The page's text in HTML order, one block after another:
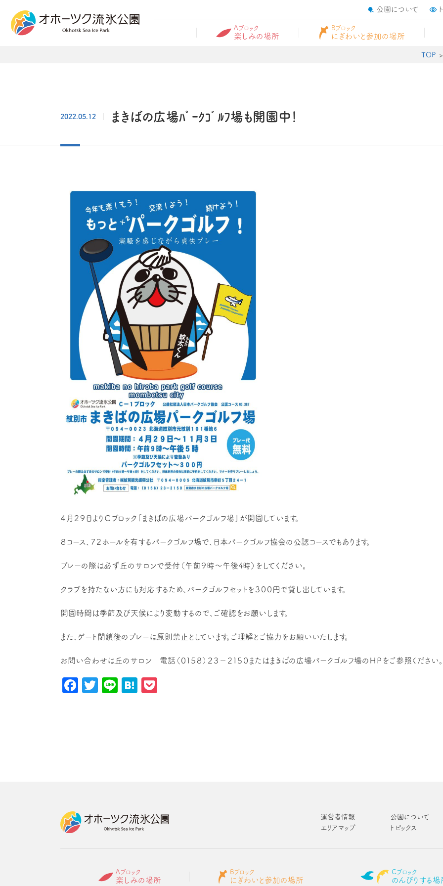
公園について
Aブロック
楽しみの場所
Bブロック
にぎわいと参加の場所
TOP
2022.05.12 まきばの広場ﾊﾟｰｸｺﾞﾙﾌ場も開園中！
４月２９日よりＣブロック「まきばの広場パークゴルフ場」が開園しています。
８コース、７２ホールを有するパークゴルフ場で、日本パークゴルフ協会の公認コースでもあります。
プレーの際は必ず丘のサロンで受付（午前９時～午後4時）をしてください。
クラブを持たない方にも対応するため、パークゴルフセットを３００円で貸し出しています。
開園時間は季節及び天候により変動するので、ご確認をお願いします。
また、ゲート閉鎖後のプレーは原則禁止としています。ご理解とご協力をお願いいたします。
お問い合わせは丘のサロン 電話（０１５８）２３－２１５０またはまきばの広場パークゴルフ場のＨＰをご参照ください。
Facebook
Twitter
LineHatena
運営者情報
公園について
エリアマップ
トピックス
Aブロック
楽しみの場所
Bブロック
にぎわいと参加の場所
Cブロック
のんびりする場